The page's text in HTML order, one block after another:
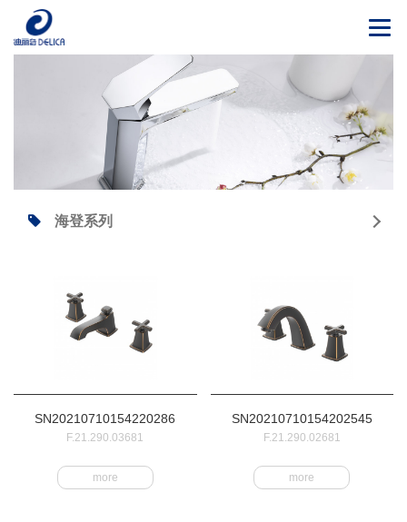
海登系列
SN20210710154220286
F.21.290.03681
more
SN20210710154202545
F.21.290.02681
more